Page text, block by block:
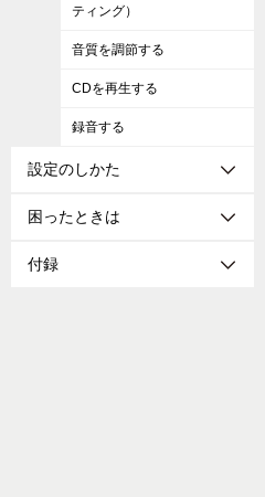
ティング）
音質を調節する
CDを再生する
録音する
設定のしかた
困ったときは
付録